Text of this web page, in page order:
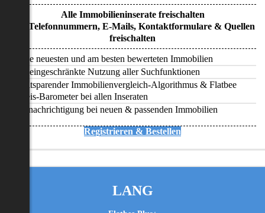
Alle Immobilieninserate freischalten
Alle Telefonnummern, E-Mails, Kontaktformulare & Quellen
freischalten
Alle neuesten und am besten bewerteten Immobilien
Uneingeschränkte Nutzung aller Suchfunktionen
Zeitsparender Immobilienvergleich-Algorithmus & Flatbee
Preis-Barometer bei allen Inseraten
Benachrichtigung bei neuen & passenden Immobilien
Registrieren & Bestellen
LANG